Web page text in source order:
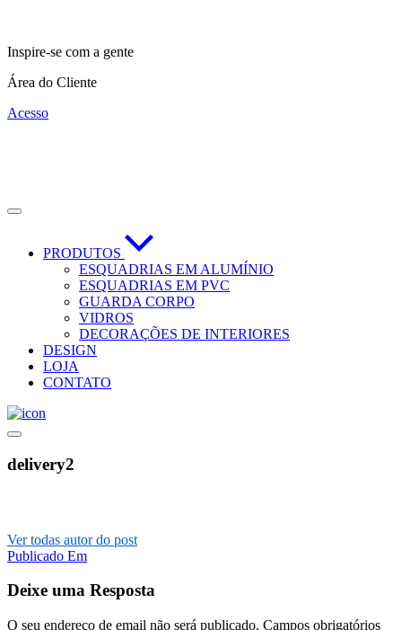
Inspire-se com a gente
Área do Cliente
Acesso
PRODUTOS
ESQUADRIAS EM ALUMÍNIO
ESQUADRIAS EM PVC
GUARDA CORPO
VIDROS
DECORAÇÕES DE INTERIORES
DESIGN
LOJA
CONTATO
delivery2
Ver todas autor do post
Post
Publicado Em
Deixe uma Resposta
O seu endereço de email não será publicado. Campos obrigatórios